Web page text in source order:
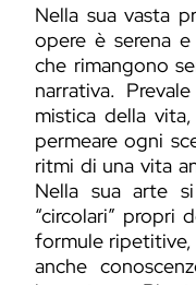
Nella sua vasta
opere è serena
che rimangono
narrativa.
mistica della
permeare ogni
ritmi di una vita
Nella sua arte
“circolari” propri
formule ripetitive,
anche